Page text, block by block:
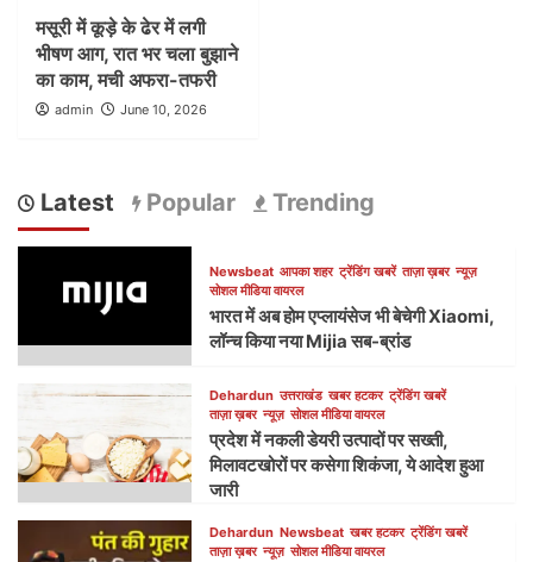
मसूरी में कूड़े के ढेर में लगी
भीषण आग, रात भर चला बुझाने
का काम, मची अफरा-तफरी
admin June 10, 2026
Latest Popular Trending
Newsbeat आपका शहर ट्रेंडिंग खबरें ताज़ा ख़बर न्यूज़
सोशल मीडिया वायरल
भारत में अब होम एप्लायंसेज भी बेचेगी Xiaomi,
लॉन्च किया नया Mijia सब-ब्रांड
Dehardun उत्तराखंड खबर हटकर ट्रेंडिंग खबरें
ताज़ा ख़बर न्यूज़ सोशल मीडिया वायरल
प्रदेश में नकली डेयरी उत्पादों पर सख्ती,
मिलावटखोरों पर कसेगा शिकंजा, ये आदेश हुआ
जारी
Dehardun Newsbeat खबर हटकर ट्रेंडिंग खबरें
ताज़ा ख़बर न्यूज़ सोशल मीडिया वायरल